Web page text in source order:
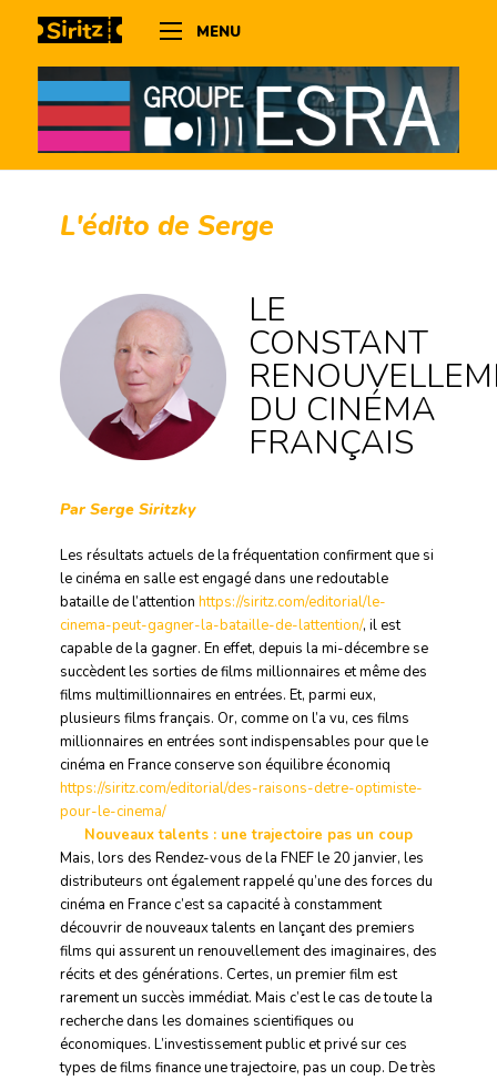
MENU
L'édito de Serge
LE
CONSTANT
DU CINÉMA
FRANÇAIS
Par Serge Siritzky
Les résultats actuels de la fréquentation confirment que si
le cinéma en salle est engagé dans une redoutable
bataille de l’attention https://siritz.com/editorial/le-
cinema-peut-gagner-la-bataille-de-lattention/, il est
capable de la gagner. En effet, depuis la mi-décembre se
succèdent les sorties de films millionnaires et même des
films multimillionnaires en entrées. Et, parmi eux,
plusieurs films français. Or, comme on l’a vu, ces films
millionnaires en entrées sont indispensables pour que le
cinéma en France conserve son équilibre économiq
https://siritz.com/editorial/des-raisons-detre-optimiste-
pour-le-cinema/
Nouveaux talents : une trajectoire pas un coup
Mais, lors des Rendez-vous de la FNEF le 20 janvier, les
distributeurs ont également rappelé qu’une des forces du
cinéma en France c’est sa capacité à constamment
découvrir de nouveaux talents en lançant des premiers
films qui assurent un renouvellement des imaginaires, des
récits et des générations. Certes, un premier film est
rarement un succès immédiat. Mais c’est le cas de toute la
recherche dans les domaines scientifiques ou
économiques. L’investissement public et privé sur ces
types de films finance une trajectoire, pas un coup. De très